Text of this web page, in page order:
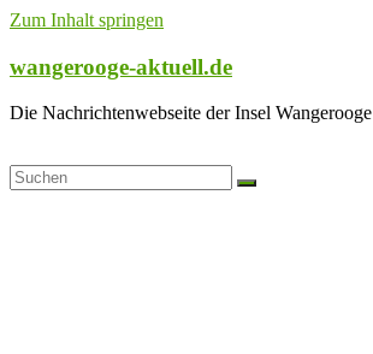
Zum Inhalt springen
wangerooge-aktuell.de
Die Nachrichtenwebseite der Insel Wangerooge